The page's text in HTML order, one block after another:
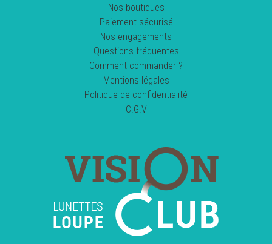
Nos boutiques
Paiement sécurisé
Nos engagements
Questions fréquentes
Comment commander ?
Mentions légales
Politique de confidentialité
C.G.V